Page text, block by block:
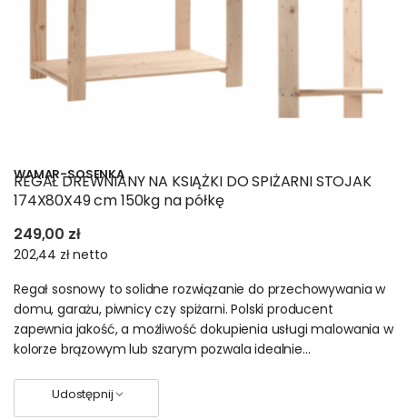
WAMAR-SOSENKA
REGAŁ DREWNIANY NA KSIĄŻKI DO SPIŻARNI STOJAK
174X80X49 cm 150kg na półkę
249,00 zł
202,44 złnetto
Regał sosnowy to solidne rozwiązanie do przechowywania w
domu, garażu, piwnicy czy spiżarni. Polski producent
zapewnia jakość, a możliwość dokupienia usługi malowania w
kolorze brązowym lub szarym pozwala idealnie...
Udostępnij